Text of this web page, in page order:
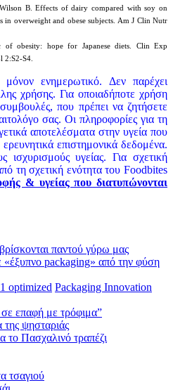
B. Effects of dairy compared with soy on
in overweight and obese subjects. Am J Clin Nutr
of obesity: hope for Japanese diets. Clin Exp
2:S2-S4.
ενημερωτικό. Δεν παρέχει
χρήσης. Για οποιαδήποτε χρήση
συμβουλές, που πρέπει να ζητήσετε
σας. Οι πληροφορίες για τη
αποτελέσματα στην υγεία που
επιστημονικά δεδομένα.
ισχυρισμούς υγείας. Για σχετική
τη σχετική ενότητα του Foodbites
& υγείας που διατυπώνονται
παντού γύρω μας
packaging» από την φύση
Packaging Innovation
επαφή με τρόφιμα”
της ψησταριάς
το Πασχαλινό τραπέζι
τσαγιού